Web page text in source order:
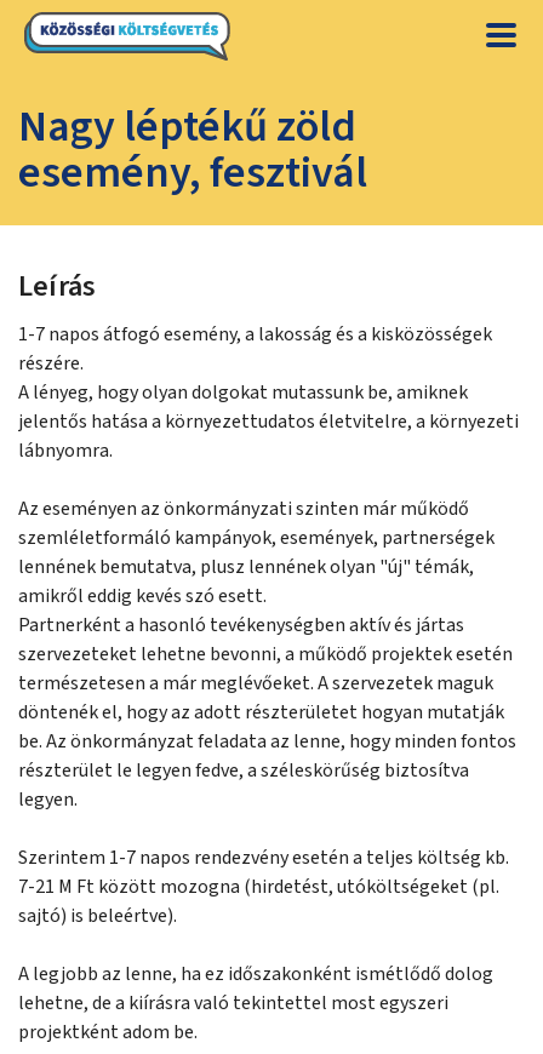
Nagy léptékű zöld
esemény, fesztivál
Leírás
1-7 napos átfogó esemény, a lakosság és a kisközösségek
részére.
A lényeg, hogy olyan dolgokat mutassunk be, amiknek
jelentős hatása a környezettudatos életvitelre, a környezeti
lábnyomra.
Az eseményen az önkormányzati szinten már működő
szemléletformáló kampányok, események, partnerségek
lennének bemutatva, plusz lennének olyan "új" témák,
amikről eddig kevés szó esett.
Partnerként a hasonló tevékenységben aktív és jártas
szervezeteket lehetne bevonni, a működő projektek esetén
természetesen a már meglévőeket. A szervezetek maguk
döntenék el, hogy az adott részterületet hogyan mutatják
be. Az önkormányzat feladata az lenne, hogy minden fontos
részterület le legyen fedve, a széleskörűség biztosítva
legyen.
Szerintem 1-7 napos rendezvény esetén a teljes költség kb.
7-21 M Ft között mozogna (hirdetést, utóköltségeket (pl.
sajtó) is beleértve).
A legjobb az lenne, ha ez időszakonként ismétlődő dolog
lehetne, de a kiírásra való tekintettel most egyszeri
projektként adom be.